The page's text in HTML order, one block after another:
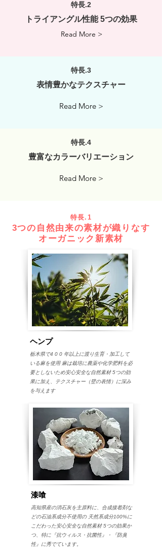
特長.2
トライアングル性能 5つの効果
Read More >
特長.3
表情豊かなテクスチャー
Read More >
特長.4
豊富なカラーバリエーション
Read More >
特長.1
3つの自然由来の素材が織りなす
オーガニック新素材
ヘンプ
栃木県で4 0 0 年以上に渡り生育・加工して
いる麻を使用 麻は栽培に農薬や化学肥料を必
要としないため安心安全な自然素材 5つの効
果に加え、テクスチャー（壁の表情）に深み
を与えます
漆喰
高知県産の消石灰を主原料に、合成接着剤な
どの石油系成分不使用の 天然系成分100%に
こだわった安心安全な自然素材 5つの効果か
つ、特に『抗ウィルス・抗菌性』・『防臭
性』に秀でています。